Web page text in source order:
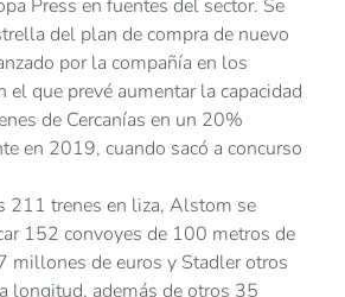
Press en fuentes del sector. Se
del plan de compra de nuevo
por la compañía en los
el que prevé aumentar la capacidad
de Cercanías en un 20%
en 2019, cuando sacó a concurso
211 trenes en liza, Alstom se
152 convoyes de 100 metros de
millones de euros y Stadler otros
longitud, además de otros 35